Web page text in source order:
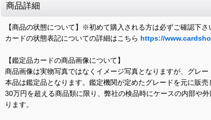
商品詳細
【商品の状態について】※初めて購入される方は必ずご確認下さ
カードの状態表記についての詳細はこちら https://
【鑑定品カードの商品画像について】
商品画像は実物写真ではなくイメージ写真となりますが、グレー
本品は鑑定品となります。鑑定機関が定めたグレードを元に販
30万円を超える商品類に限り、弊社の検品時にケースの内部や
ります。